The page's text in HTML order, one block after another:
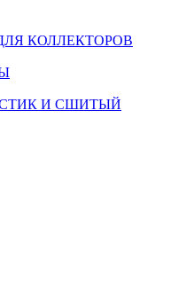
КОЛЛЕКТОРОВ
И СШИТЫЙ